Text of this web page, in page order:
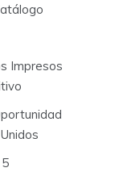
Impresos